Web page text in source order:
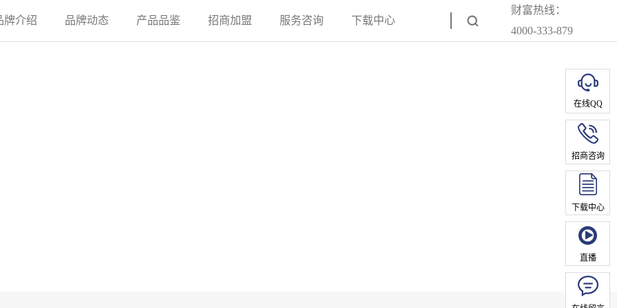
牌介绍 品牌动态 产品品鉴 招商加盟 服务咨询 下载中心
财富热线：
4000-333-879
在线QQ
招商咨询
下载中心
直播